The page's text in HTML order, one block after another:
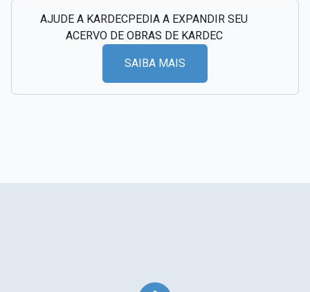
AJUDE A KARDECPEDIA A EXPANDIR SEU
ACERVO DE OBRAS DE KARDEC
SAIBA MAIS